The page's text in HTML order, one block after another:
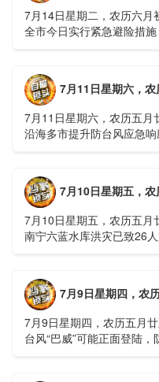
7月14日星期二，农历六月
全市今日实行紧急避险措
7月11日星期六，
7月11日星期六，农历五月
沿海多市提升防台风应急
7月10日星期五，
7月10日星期五，农历五月
南宁六蓝水库洪灾已致26
7月9日星期四，农
7月9日星期四，农历五月
台风“巴威”可能正面登陆